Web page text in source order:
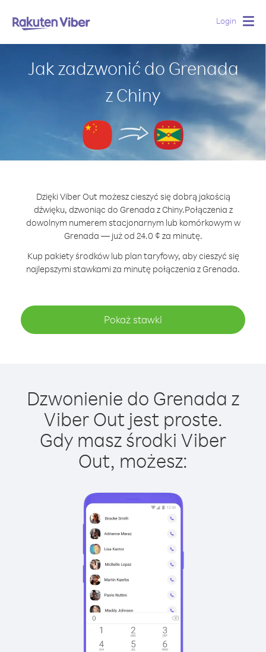
Login
Jak zadzwonić do Grenada
z Chiny
Dzięki Viber Out możesz cieszyć się dobrą jakością
dźwięku, dzwoniąc do Grenada z Chiny.Połączenia z
dowolnym numerem stacjonarnym lub komórkowym w
Grenada — już od 24.0 ¢ za minutę.
Kup pakiety środków lub plan taryfowy, aby cieszyć się
najlepszymi stawkami za minutę połączenia z Grenada.
Pokaż stawki
Dzwonienie do Grenada z
Viber Out jest proste.
Gdy masz środki Viber
Out, możesz: